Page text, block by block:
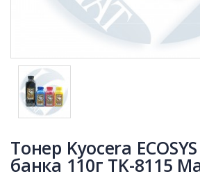
Тонер Kyocera
банка 110г TK-8115